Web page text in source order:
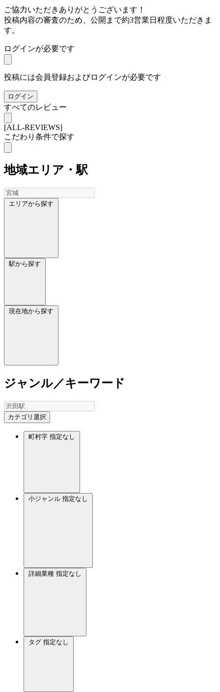
ご協力いただきありがとうございます！
投稿内容の審査のため、公開まで約3営業日程度いただきま
す。
ログインが必要です
投稿には会員登録およびログインが必要です
ログイン
すべてのレビュー
[ALL-REVIEWS]
こだわり条件で探す
地域エリア・駅
エリアから探す
駅から探す
現在地から探す
ジャンル／キーワード
カテゴリ選択
町村字 指定なし
小ジャンル 指定なし
詳細業種 指定なし
タグ 指定なし